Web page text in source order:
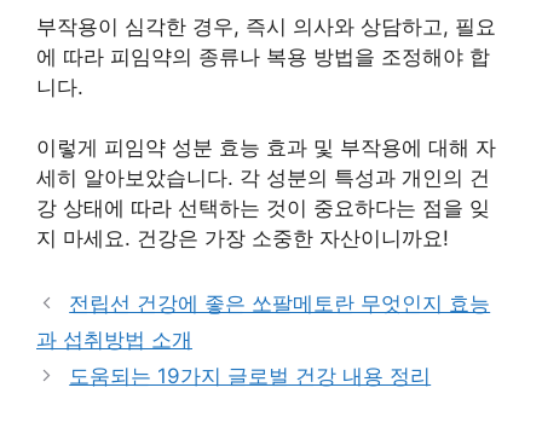
부작용이 심각한 경우, 즉시 의사와 상담하고, 필요
에 따라 피임약의 종류나 복용 방법을 조정해야 합
니다.
이렇게 피임약 성분 효능 효과 및 부작용에 대해 자
세히 알아보았습니다. 각 성분의 특성과 개인의 건
강 상태에 따라 선택하는 것이 중요하다는 점을 잊
지 마세요. 건강은 가장 소중한 자산이니까요!
전립선 건강에 좋은 쏘팔메토란 무엇인지 효능
과 섭취방법 소개
도움되는 19가지 글로벌 건강 내용 정리